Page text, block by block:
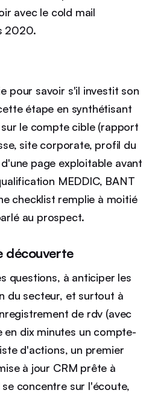
avec le cold mail
2020.
pour savoir s'il investit son
étape en synthétisant
le compte cible (rapport
site corporate, profil du
page exploitable avant
MEDDIC, BANT
checklist remplie à moitié
au prospect.
découverte
questions, à anticiper les
du secteur, et surtout à
de rdv (avec
en dix minutes un compte-
d'actions, un premier
à jour CRM prête à
concentre sur l'écoute,